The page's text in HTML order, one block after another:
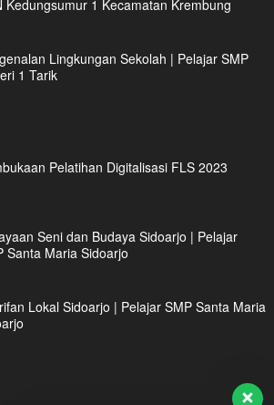
Kedungsumur 1 Kecamatan Krembung
Lingkungan Sekolah | Pelajar SMP
1 Tarik
Pelatihan Digitalisasi FLS 2023
Seni dan Budaya Sidoarjo | Pelajar
Santa Maria Sidoarjo
Lokal Sidoarjo | Pelajar SMP Santa Maria